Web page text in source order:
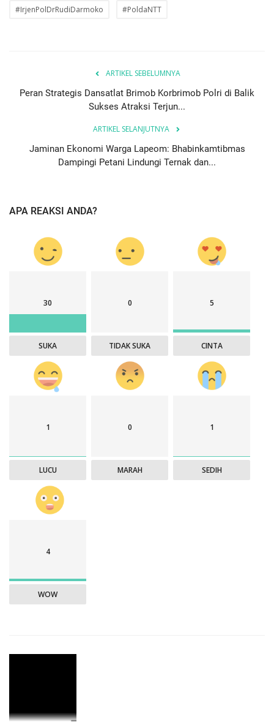
#IrjenPolDrRudiDarmoko #PoldaNTT
ARTIKEL SEBELUMNYA
Peran Strategis Dansatlat Brimob Korbrimob Polri di Balik
Sukses Atraksi Terjun...
ARTIKEL SELANJUTNYA
Jaminan Ekonomi Warga Lapeom: Bhabinkamtibmas
Dampingi Petani Lindungi Ternak dan...
APA REAKSI ANDA?
30
SUKA
0
TIDAK SUKA
5
CINTA
1
LUCU
0
MARAH
1
SEDIH
4
WOW